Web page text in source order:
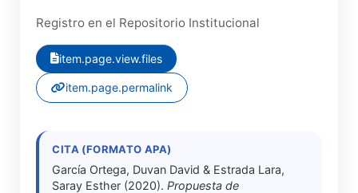
Registro en el Repositorio Institucional
item.page.view.files
item.page.permalink
CITA (FORMATO APA)
García Ortega, Duvan David & Estrada Lara,
Saray Esther (2020).Propuesta de